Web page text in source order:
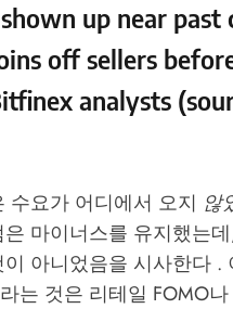
up near past
off sellers
analysts
수요가 어디에서 오지 않
마이너스를 유지했는
아니었음을 시사한다 .
는 것은 리테일 FOMO나